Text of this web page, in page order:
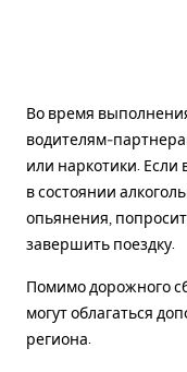
Во время
водителям-
или наркотики. Если
в состоянии
опьянения,
завершить поездку.
Помимо дорожного
могут облагаться
региона.